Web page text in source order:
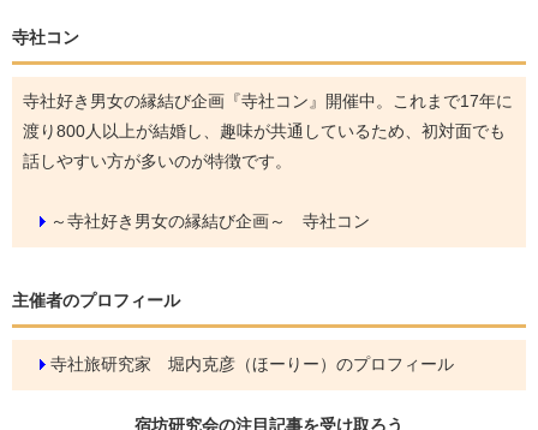
寺社コン
寺社好き男女の縁結び企画『寺社コン』開催中。これまで17年に
渡り800人以上が結婚し、趣味が共通しているため、初対面でも
話しやすい方が多いのが特徴です。
～寺社好き男女の縁結び企画～ 寺社コン
主催者のプロフィール
寺社旅研究家 堀内克彦（ほーりー）のプロフィール
宿坊研究会の注目記事を受け取ろう